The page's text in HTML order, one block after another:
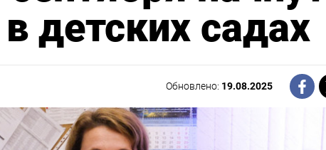
детских садах
Обновлено: 19.08.2025